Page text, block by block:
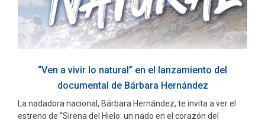
“Ven a vivir lo natural” en el lanzamiento del
documental de Bárbara Hernández
La nadadora nacional, Bárbara Hernández, te invita a ver el
estreno de “Sirena del Hielo: un nado en el corazón del